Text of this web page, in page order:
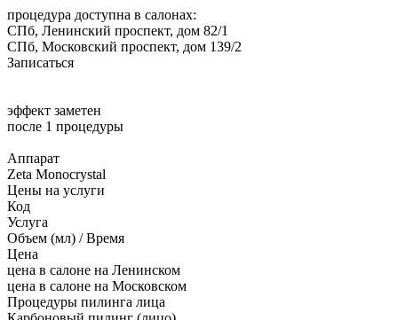
процедура доступна в салонах:
СПб, Ленинский проспект, дом 82/1
СПб, Московский проспект, дом 139/2
Записаться
эффект заметен
после 1 процедуры
Аппарат
Zeta Monocrystal
Цены на услуги
Код
Услуга
Объем (мл) / Время
Цена
цена в салоне на Ленинском
цена в салоне на Московском
Процедуры пилинга лица